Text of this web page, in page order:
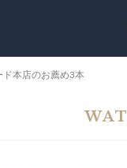
ド本店のお薦め3本